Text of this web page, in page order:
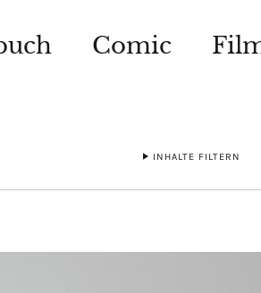
Comic
INHALTE FILTERN